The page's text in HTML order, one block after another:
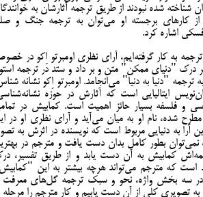
شناخته شده نبودند از طریق ترجمه آثارشان به
از کارهای برجسته او می‌توان به ترجمه جنگ و
اشاره کرد.
به کار گرفته‌ایم، آرای نظری اومبرتو اِکو در
"دنیای ممکن" متن و بر داد و ستد در ترجمه
"دنیا به دنیا" می‌انجامد. اومبرتو اِکو نشانه
ایتالیایی است که آثارش در حوزه
و فلسفه بسیار حائز اهمیت است. کمابیش در
شده، نام او به میان می‌آید و آرای نظری او در
به دنیایی مربوط است که نویسنده در اثرش به
نمی‌توان بطور کامل بدان دست یافت و مترجم در
کمابیش به آن دست یابد و از طریق تفسیر،
است که مترجم می‌تواند هرچه بیشتر به این
در سه بخش واژه، نحو و سبک ترجمه گل‌های معرفت
تصویری کلی از آن دست یابیم و کار مترجم را مرحله